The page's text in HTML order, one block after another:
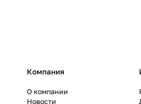
Компания
О компании
Новости